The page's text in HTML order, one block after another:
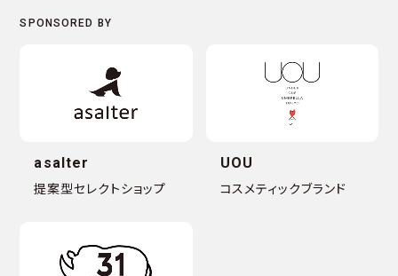
asalter
提案型セレクトショップ
UOU
コスメティックブランド